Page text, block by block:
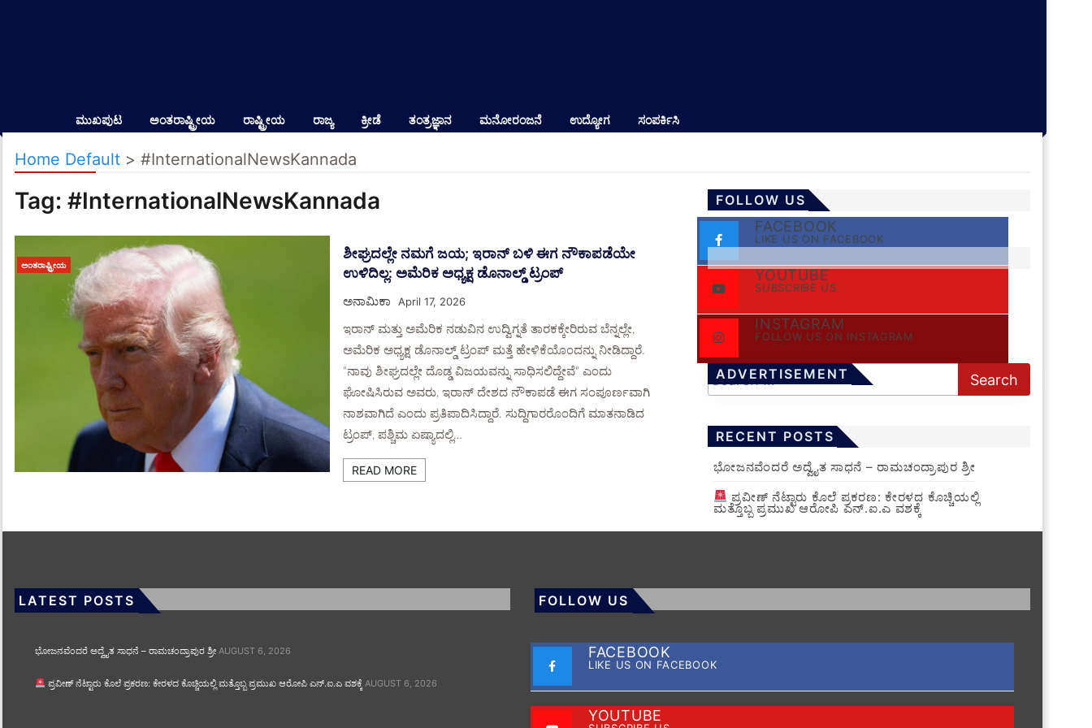
ಮುಖಪುಟ ಅಂತರಾಷ್ಟ್ರೀಯ ರಾಷ್ಟ್ರೀಯ ರಾಜ್ಯ ಕ್ರೀಡೆ ತಂತ್ರಜ್ಞಾನ ಮನೋರಂಜನೆ ಉದ್ಯೋಗ ಸಂಪರ್ಕಿಸಿ
Home Default > #InternationalNewsKannada
Tag: #InternationalNewsKannada
ಅಂತರಾಷ್ಟ್ರೀಯ
ಶೀಘ್ರದಲ್ಲೇ ನಮಗೆ ಜಯ; ಇರಾನ್ ಬಳಿ ಈಗ ನೌಕಾಪಡೆಯೇ
ಉಳಿದಿಲ್ಲ: ಅಮೆರಿಕ ಅಧ್ಯಕ್ಷ ಡೊನಾಲ್ಡ್ ಟ್ರಂಪ್
ಅನಾಮಿಕಾ April 17, 2026
ಇರಾನ್ ಮತ್ತು ಅಮೆರಿಕ ನಡುವಿನ ಉದ್ವಿಗ್ನತೆ ತಾರಕಕ್ಕೇರಿರುವ ಬೆನ್ನಲ್ಲೇ,
ಅಮೆರಿಕ ಅಧ್ಯಕ್ಷ ಡೊನಾಲ್ಡ್ ಟ್ರಂಪ್ ಮತ್ತೆ ಹೇಳಿಕೆಯೊಂದನ್ನು ನೀಡಿದ್ದಾರೆ.
"ನಾವು ಶೀಘ್ರದಲ್ಲೇ ದೊಡ್ಡ ವಿಜಯವನ್ನು ಸಾಧಿಸಲಿದ್ದೇವೆ" ಎಂದು
ಘೋಷಿಸಿರುವ ಅವರು, ಇರಾನ್ ದೇಶದ ನೌಕಾಪಡೆ ಈಗ ಸಂಪೂರ್ಣವಾಗಿ
ನಾಶವಾಗಿದೆ ಎಂದು ಪ್ರತಿಪಾದಿಸಿದ್ದಾರೆ. ಸುದ್ದಿಗಾರರೊಂದಿಗೆ ಮಾತನಾಡಿದ
ಟ್ರಂಪ್, ಪಶ್ಚಿಮ ಏಷ್ಯಾದಲ್ಲಿ…
READ MORE
FOLLOW US
FACEBOOK
LIKE US ON FACEBOOK
YOUTUBE
SUBSCRIBE US
INSTAGRAM
FOLLOW US ON INSTAGRAM
ADVERTISEMENT
RECENT POSTS
ಭೋಜನವೆಂದರೆ ಅದ್ವೈತ ಸಾಧನೆ – ರಾಮಚಂದ್ರಾಪುರ ಶ್ರೀ
ಪ್ರವೀಣ್ ನೆಟ್ಟಾರು ಕೊಲೆ ಪ್ರಕರಣ: ಕೇರಳದ ಕೊಚ್ಚಿಯಲ್ಲಿ
ಮತ್ತೊಬ್ಬ ಪ್ರಮುಖ ಆರೋಪಿ ಎನ್.ಐ.ಎ ವಶಕ್ಕೆ
LATEST POSTS
ಭೋಜನವೆಂದರೆ ಅದ್ವೈತ ಸಾಧನೆ – ರಾಮಚಂದ್ರಾಪುರ ಶ್ರೀ AUGUST 6, 2026
ಪ್ರವೀಣ್ ನೆಟ್ಟಾರು ಕೊಲೆ ಪ್ರಕರಣ: ಕೇರಳದ ಕೊಚ್ಚಿಯಲ್ಲಿ ಮತ್ತೊಬ್ಬ ಪ್ರಮುಖ ಆರೋಪಿ ಎನ್.ಐ.ಎ ವಶಕ್ಕೆ AUGUST 6, 2026
FOLLOW US
FACEBOOK
LIKE US ON FACEBOOK
YOUTUBE